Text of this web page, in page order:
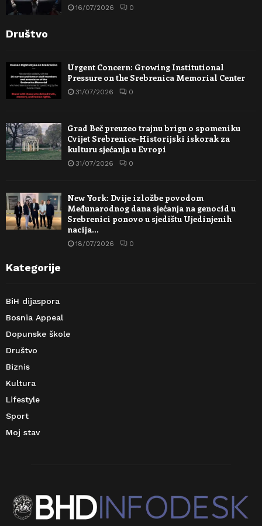
16/07/2026 0
Društvo
Urgent Concern: Growing Institutional
Pressure on the Srebrenica Memorial Center
31/07/2026 0
Grad Beč preuzeo trajnu brigu o spomeniku
Cvijet Srebrenice-Historijski iskorak za
kulturu sjećanja u Evropi
31/07/2026 0
New York: Dvije izložbe povodom
Međunarodnog dana sjećanja na genocid u
Srebrenici ponovo u sjedištu Ujedinjenih
nacija…
18/07/2026 0
Kategorije
BiH dijaspora
Bosnia Appeal
Dopunske škole
Društvo
Biznis
Kultura
Lifestyle
Sport
Moj stav